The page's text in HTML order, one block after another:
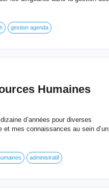
gestion agenda
Humaines
d’années pour diverses
mes connaissances au sein d’un
administratif